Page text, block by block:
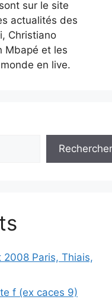
sur le site
actualités des
Christiano
Mbapé et les
en live.
Rechercher
2008 Paris, Thiais,
f (ex caces 9)